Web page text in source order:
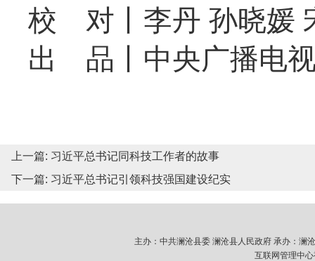
校 对丨李丹 孙晓媛
出 品丨中央广播电
上一篇: 习近平总书记同科技工作者的故事
下一篇: 习近平总书记引领科技强国建设纪实
主办：中共澜沧县委 澜沧县人民政府 承办：澜
互联网管理中